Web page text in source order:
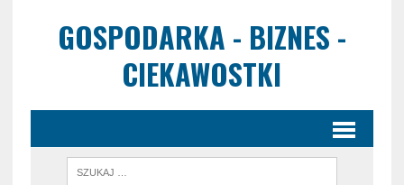
GOSPODARKA - BIZNES -
CIEKAWOSTKI